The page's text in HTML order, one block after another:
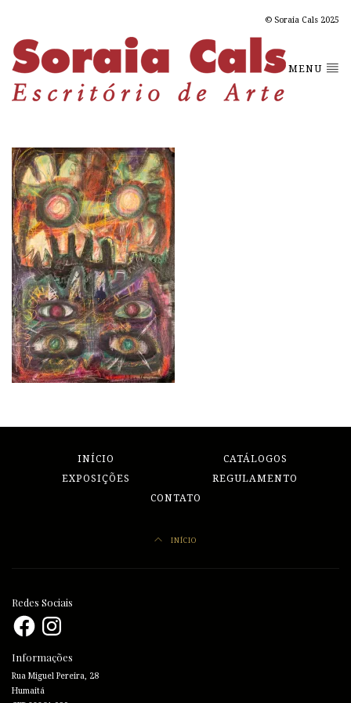
© Soraia Cals 2025
MENU
INÍCIO
CATÁLOGOS
EXPOSIÇÕES
REGULAMENTO
CONTATO
INÍCIO
Redes Sociais
FacebookInstagram
Informações
Rua Miguel Pereira, 28
Humaitá